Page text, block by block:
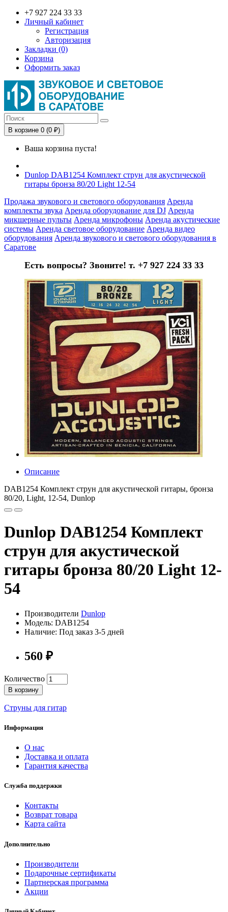
+7 927 224 33 33
Личный кабинет
Регистрация
Авторизация
Закладки (0)
Корзина
Оформить заказ
В корзине 0 (0 ₽)
Ваша корзина пуста!
Dunlop DAB1254 Комплект струн для акустической
гитары бронза 80/20 Light 12-54
Продажа звукового и светового оборудования Аренда
комплекты звука Аренда оборудование для DJ Аренда
микшерные пульты Аренда микрофоны Аренда акустические
системы Аренда световое оборудование Аренда видео
оборудования Аренда звукового и светового оборудования в
Саратове
Есть вопросы? Звоните! т. +7 927 224 33 33
Описание
DAB1254 Комплект струн для акустической гитары, бронза
80/20, Light, 12-54, Dunlop
Dunlop DAB1254 Комплект
струн для акустической
гитары бронза 80/20 Light 12-
54
Производители Dunlop
Модель: DAB1254
Наличие: Под заказ 3-5 дней
560 ₽
Количество
В корзину
Струны для гитар
Информация
О нас
Доставка и оплата
Гарантия качества
Служба поддержки
Контакты
Возврат товара
Карта сайта
Дополнительно
Производители
Подарочные сертификаты
Партнерская программа
Акции